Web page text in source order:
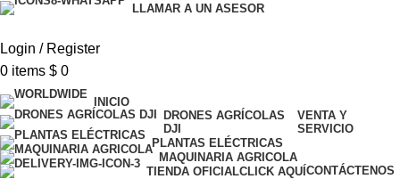
LLAMAR A UN ASESOR
Login / Register
0 items $ 0
INICIO
DRONES AGRÍCOLAS
DJI
VENTA Y
SERVICIO
PLANTAS ELÉCTRICAS
MAQUINARIA AGRICOLA
TIENDA OFICIALCLICK AQUÍCONTÁCTENOS